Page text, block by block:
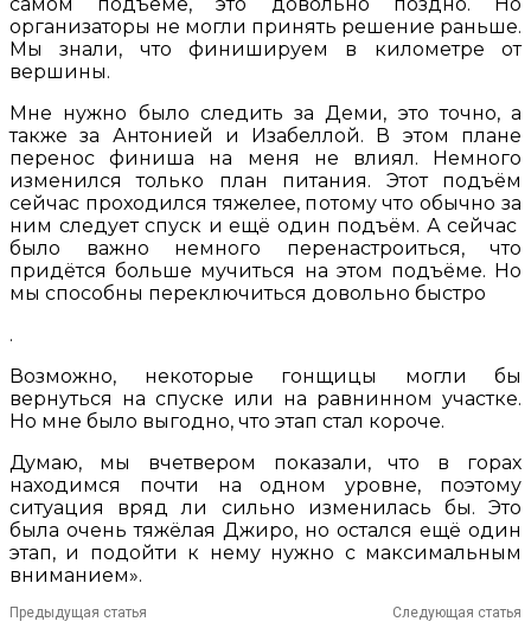
организаторы не могли принять решение раньше.
Мы знали, что финишируем в километре от
вершины.
Мне нужно было следить за Деми, это точно, а
также за Антонией и Изабеллой. В этом плане
перенос финиша на меня не влиял. Немного
изменился только план питания. Этот подъём
сейчас проходился тяжелее, потому что обычно за
ним следует спуск и ещё один подъём. А сейчас
было важно немного перенастроиться, что
придётся больше мучиться на этом подъёме. Но
мы способны переключиться довольно быстро
.
Возможно, некоторые гонщицы могли бы
вернуться на спуске или на равнинном участке.
Но мне было выгодно, что этап стал короче.
Думаю, мы вчетвером показали, что в горах
находимся почти на одном уровне, поэтому
ситуация вряд ли сильно изменилась бы. Это
была очень тяжёлая Джиро, но остался ещё один
этап, и подойти к нему нужно с максимальным
вниманием».
Предыдущая статья Следующая статья